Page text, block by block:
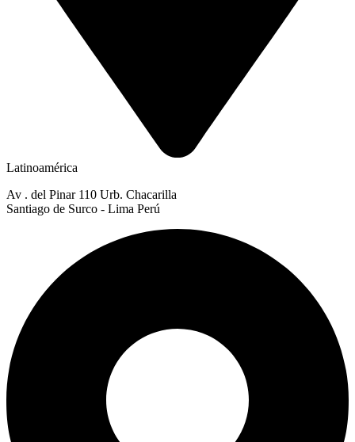
Latinoamérica
Av . del Pinar 110 Urb. Chacarilla
Santiago de Surco - Lima Perú